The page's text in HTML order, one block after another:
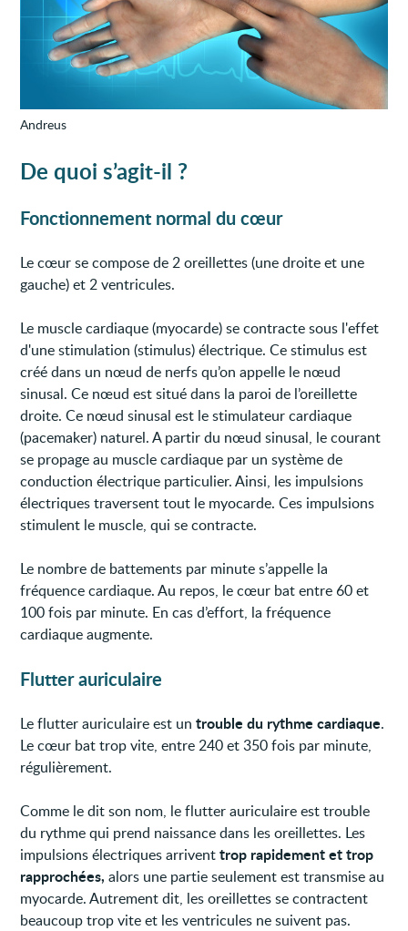
Andreus
De quoi s’agit-il ?
Fonctionnement normal du cœur
Le cœur se compose de 2 oreillettes (une droite et une
gauche) et 2 ventricules.
Le muscle cardiaque (myocarde) se contracte sous l'effet
d'une stimulation (stimulus) électrique. Ce stimulus est
créé dans un nœud de nerfs qu’on appelle le nœud
sinusal. Ce nœud est situé dans la paroi de l’oreillette
droite. Ce nœud sinusal est le stimulateur cardiaque
(pacemaker) naturel. A partir du nœud sinusal, le courant
se propage au muscle cardiaque par un système de
conduction électrique particulier. Ainsi, les impulsions
électriques traversent tout le myocarde. Ces impulsions
stimulent le muscle, qui se contracte.
Le nombre de battements par minute s’appelle la
fréquence cardiaque. Au repos, le cœur bat entre 60 et
100 fois par minute. En cas d’effort, la fréquence
cardiaque augmente.
Flutter auriculaire
Le flutter auriculaire est untrouble du rythme cardiaque.
Le cœur bat trop vite, entre 240 et 350 fois par minute,
régulièrement.
Comme le dit son nom, le flutter auriculaire est trouble
du rythme qui prend naissance dans les oreillettes. Les
impulsions électriques arriventtrop rapidement et trop
rapprochées, alors une partie seulement est transmise au
myocarde. Autrement dit, les oreillettes se contractent
beaucoup trop vite et les ventricules ne suivent pas.